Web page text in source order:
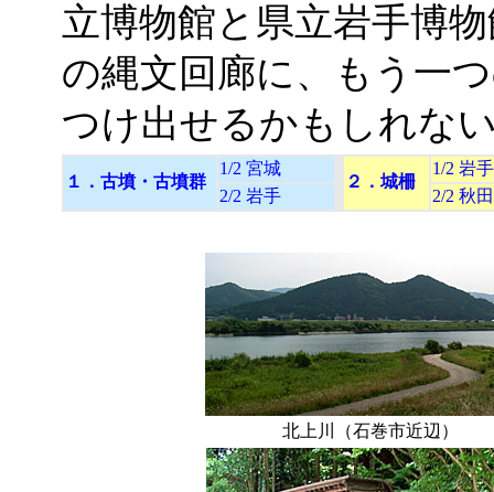
立博物館と県立岩手博
の縄文回廊に、もう一
つけ出せるかもしれな
１．古墳・古墳群
1/2 宮城
２． 城柵
1/2 岩手
2/2 岩手
2/2 秋田
北上川（石巻市近辺）